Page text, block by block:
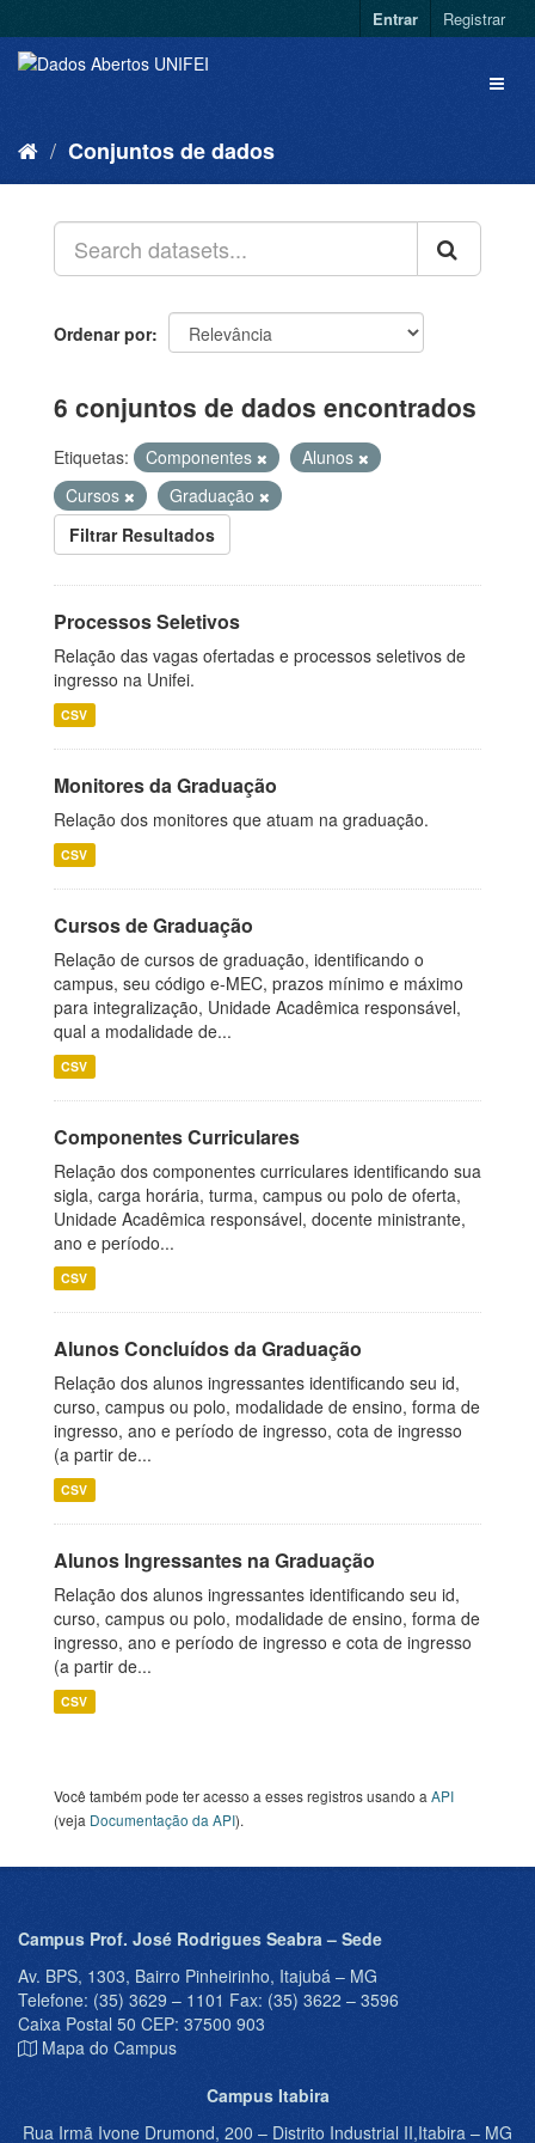
Entrar Registrar
Conjuntos de dados
Ordenar por
6 conjuntos de dados encontrados
Etiquetas: Componentes
Alunos
Cursos
Graduação
Filtrar Resultados
Processos Seletivos
Relação das vagas ofertadas e processos seletivos de
ingresso na Unifei.
CSV
Monitores da Graduação
Relação dos monitores que atuam na graduação.
CSV
Cursos de Graduação
Relação de cursos de graduação, identificando o
campus, seu código e-MEC, prazos mínimo e máximo
para integralização, Unidade Acadêmica responsável,
qual a modalidade de...
CSV
Componentes Curriculares
Relação dos componentes curriculares identificando sua
sigla, carga horária, turma, campus ou polo de oferta,
Unidade Acadêmica responsável, docente ministrante,
ano e período...
CSV
Alunos Concluídos da Graduação
Relação dos alunos ingressantes identificando seu id,
curso, campus ou polo, modalidade de ensino, forma de
ingresso, ano e período de ingresso, cota de ingresso
(a partir de...
CSV
Alunos Ingressantes na Graduação
Relação dos alunos ingressantes identificando seu id,
curso, campus ou polo, modalidade de ensino, forma de
ingresso, ano e período de ingresso e cota de ingresso
(a partir de...
CSV
Você também pode ter acesso a esses registros usando a API
(veja Documentação da API).
Campus Prof. José Rodrigues Seabra – Sede
Av. BPS, 1303, Bairro Pinheirinho, Itajubá – MG
Telefone: (35) 3629 – 1101 Fax: (35) 3622 – 3596
Caixa Postal 50 CEP: 37500 903
Mapa do Campus
Campus Itabira
Rua Irmã Ivone Drumond, 200 – Distrito Industrial II,Itabira – MG